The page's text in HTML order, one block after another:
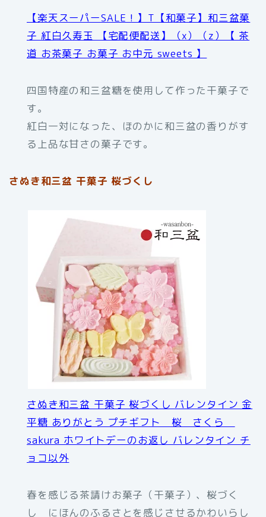
【楽天スーパーSALE！】T【和菓子】和三盆菓
子 紅白久寿玉 【宅配便配送】（x）（z）【 茶
道 お茶菓子 お菓子 お中元 sweets 】
四国特産の和三盆糖を使用して作った干菓子で
す。
紅白一対になった、ほのかに和三盆の香りがす
る上品な甘さの菓子です。
さぬき和三盆 干菓子 桜づくし
さぬき和三盆 干菓子 桜づくし バレンタイン 金
平糖 ありがとう プチギフト 桜 さくら
sakura ホワイトデーのお返し バレンタイン チ
ョコ以外
春を感じる茶請けお菓子（干菓子）、桜づく
し にほんのふるさとを感じさせるかわいらし